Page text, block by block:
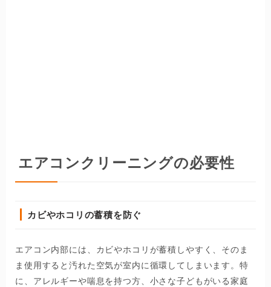
エアコンクリーニングの必要性
カビやホコリの蓄積を防ぐ
エアコン内部には、カビやホコリが蓄積しやすく、そのま
ま使用すると汚れた空気が室内に循環してしまいます。特
に、アレルギーや喘息を持つ方、小さな子どもがいる家庭